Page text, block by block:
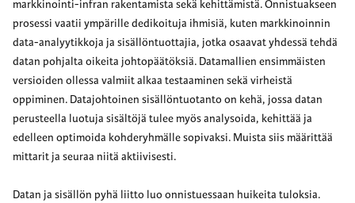
markkinointi-infran rakentamista sekä kehittämistä. Onnistuakseen
prosessi vaatii ympärille dedikoituja ihmisiä, kuten markkinoinnin
data-analyytikkoja ja sisällöntuottajia, jotka osaavat yhdessä tehdä
datan pohjalta oikeita johtopäätöksiä. Datamallien ensimmäisten
versioiden ollessa valmiit alkaa testaaminen sekä virheistä
oppiminen. Datajohtoinen sisällöntuotanto on kehä, jossa datan
perusteella luotuja sisältöjä tulee myös analysoida, kehittää ja
edelleen optimoida kohderyhmälle sopivaksi. Muista siis määrittää
mittarit ja seuraa niitä aktiivisesti.
Datan ja sisällön pyhä liitto luo onnistuessaan huikeita tuloksia.